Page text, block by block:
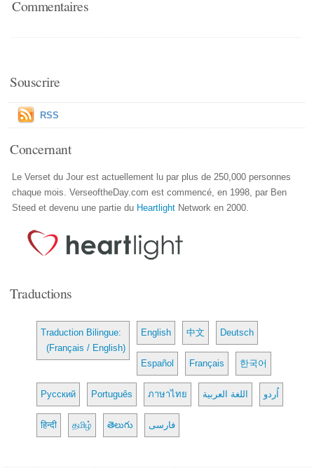
Commentaires
Souscrire
RSS
Concernant
Le Verset du Jour est actuellement lu par plus de 250,000 personnes
chaque mois. VerseoftheDay.com est commencé, en 1998, par Ben
Steed et devenu une partie du Heartlight Network en 2000.
Traductions
Traduction Bilingue:
(Français / English)
English 中文 Deutsch
Español Français 한국어
Русский Português ภาษาไทย اللغة العربية اُردو
हिन्दी தமிழ் తెలుగు فارسی